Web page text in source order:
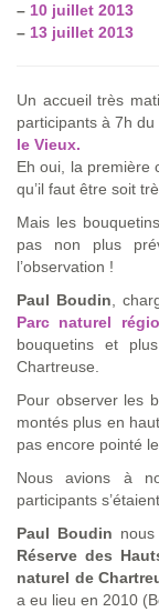
– 10 juillet 2013
– 13 juillet 2013
Un accueil très
participants à 7h
le Vieux.
Eh oui, la première
qu’il faut être soit
Mais les
pas non plus
l’observation !
Paul Boudin,
Parc naturel
bouquetins et
Chartreuse.
Pour observer les
montés plus en
pas encore pointé
Nous avions à
participants
Paul Boudin
Réserve des
naturel de
a eu lieu en 2010